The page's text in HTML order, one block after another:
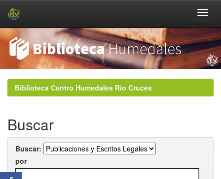
navigationBiblioteca Centro Humedales Río Cruces
Buscar
Buscar:
por